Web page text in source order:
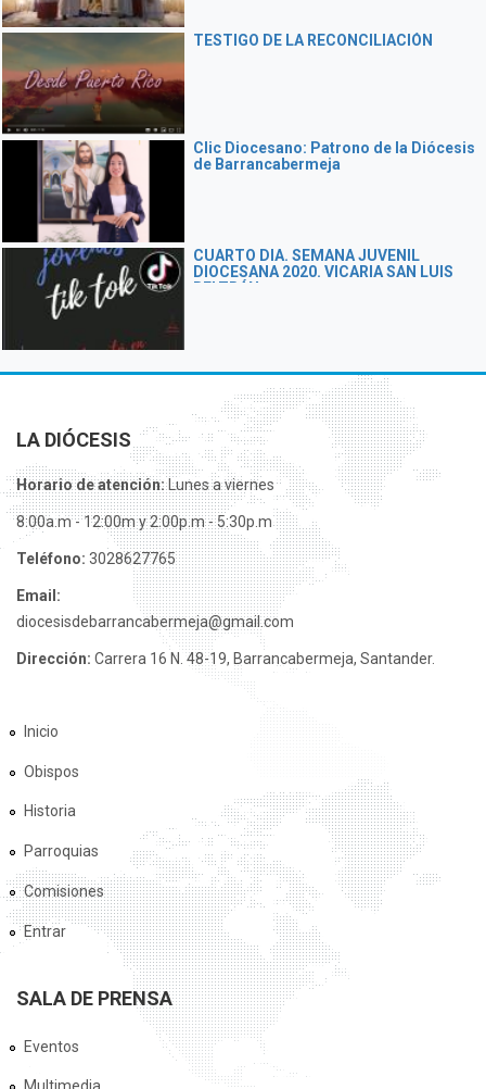
TESTIGO DE LA RECONCILIACIÓN
Clic Diocesano: Patrono de la Diócesis
de Barrancabermeja
CUARTO DIA. SEMANA JUVENIL
DIOCESANA 2020. VICARIA SAN LUIS
BELTRÁN
LA DIÓCESIS
Horario de atención:Lunes a viernes
8:00a.m - 12:00m y 2:00p.m - 5:30p.m
Teléfono: 3028627765
Email:
diocesisdebarrancabermeja@gmail.com
Dirección: Carrera 16 N. 48-19, Barrancabermeja, Santander.
Inicio
Obispos
Historia
Parroquias
Comisiones
Entrar
SALA DE PRENSA
Eventos